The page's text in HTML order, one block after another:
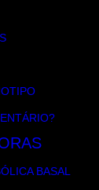
BASAL